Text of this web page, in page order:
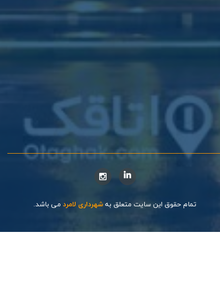
تمام حقوق این سایت متعلق به شهرداری لامرد می باشد.